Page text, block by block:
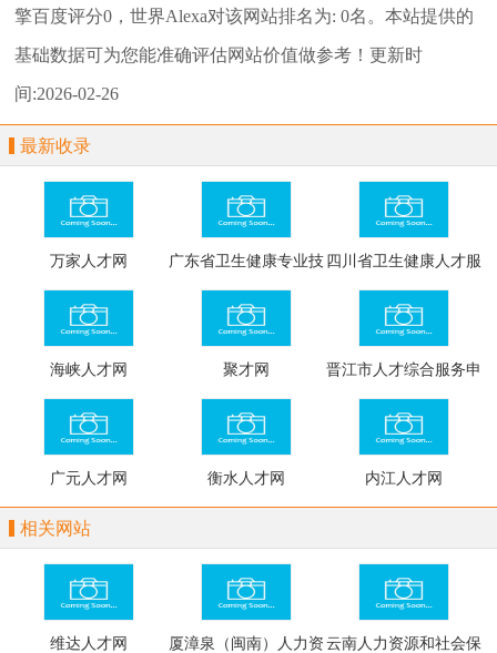
擎百度评分0，世界Alexa对该网站排名为: 0名。本站提供的
基础数据可为您能准确评估网站价值做参考！更新时
间:2026-02-26
最新收录
万家人才网 广东省卫生健康专业技
术人才职称评审管理系
四川省卫生健康人才服
务管理平台
海峡人才网 聚才网 晋江市人才综合服务申
报平台
广元人才网 衡水人才网 内江人才网
相关网站
维达人才网 厦漳泉（闽南）人力资 云南人力资源和社会保